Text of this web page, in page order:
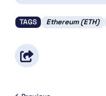
TAGS Ethereum (ETH)